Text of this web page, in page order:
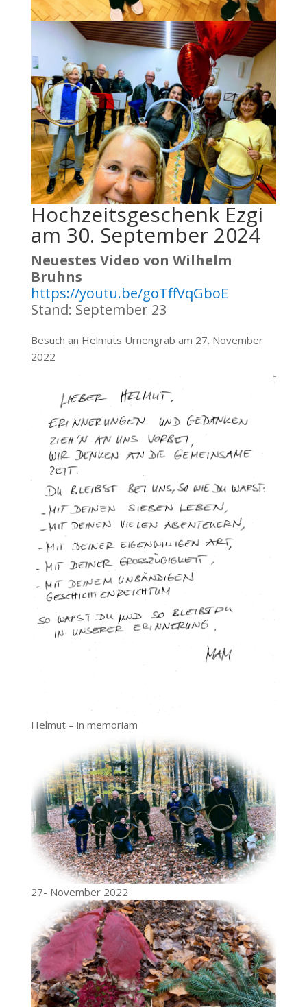
Hochzeitsgeschenk Ezgi
am 30. September 2024
Neuestes Video von Wilhelm
Bruhns
https://youtu.be/goTffVqGboE
Stand: September 23
Besuch an Helmuts Urnengrab am 27. November
2022
Helmut – in memoriam
27- November 2022